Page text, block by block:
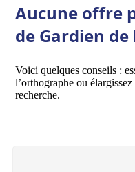
Aucune offre
de Gardien de
Voici quelques conseils :
l’orthographe ou
recherche.